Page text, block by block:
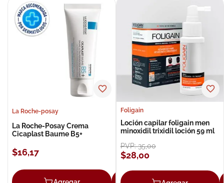
La Roche-posay
La Roche-Posay Crema
Cicaplast Baume B5+
$16,17
Foligain
Loción capilar foligain men
minoxidil trixidil loción 59 ml
PVP:35,00
$28,00